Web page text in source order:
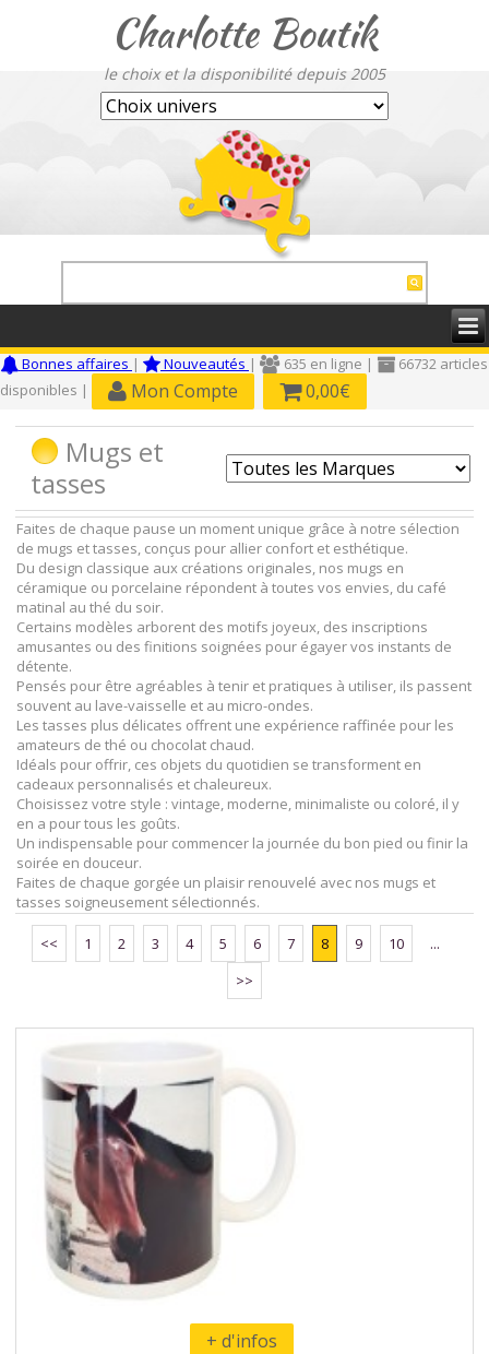
Charlotte Boutik
le choix et la disponibilité depuis 2005
Bonnes affaires | Nouveautés | 635 en ligne |
66732 articles
disponibles |
Mon Compte 0,00€
Mugs et
tasses
Faites de chaque pause un moment unique grâce à notre sélection
de mugs et tasses, conçus pour allier confort et esthétique.
Du design classique aux créations originales, nos mugs en
céramique ou porcelaine répondent à toutes vos envies, du café
matinal au thé du soir.
Certains modèles arborent des motifs joyeux, des inscriptions
amusantes ou des finitions soignées pour égayer vos instants de
détente.
Pensés pour être agréables à tenir et pratiques à utiliser, ils passent
souvent au lave-vaisselle et au micro-ondes.
Les tasses plus délicates offrent une expérience raffinée pour les
amateurs de thé ou chocolat chaud.
Idéals pour offrir, ces objets du quotidien se transforment en
cadeaux personnalisés et chaleureux.
Choisissez votre style : vintage, moderne, minimaliste ou coloré, il y
en a pour tous les goûts.
Un indispensable pour commencer la journée du bon pied ou finir la
soirée en douceur.
Faites de chaque gorgée un plaisir renouvelé avec nos mugs et
tasses soigneusement sélectionnés.
<< 1 2 3 4 5 6 7 8 9 10
...
>>
+ d'infos